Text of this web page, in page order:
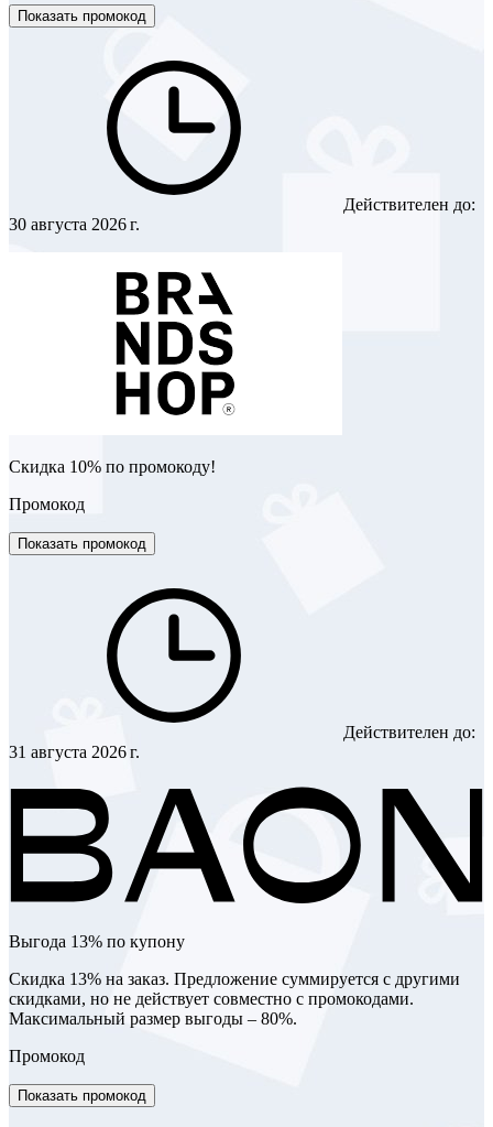
Показать промокод
Действителен до:
30 августа 2026 г.
Скидка 10% по промокоду!
Промокод
Показать промокод
Действителен до:
31 августа 2026 г.
Выгода 13% по купону
Скидка 13% на заказ. Предложение суммируется с другими
скидками, но не действует совместно с промокодами.
Максимальный размер выгоды – 80%.
Промокод
Показать промокод